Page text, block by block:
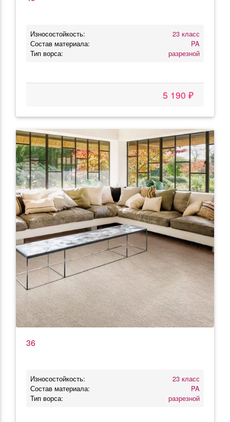
Износостойкость:
23 класс
Состав материала:
PA
Тип ворса:
разрезной
5 190 ₽
36
Износостойкость:
23 класс
Состав материала:
PA
Тип ворса:
разрезной